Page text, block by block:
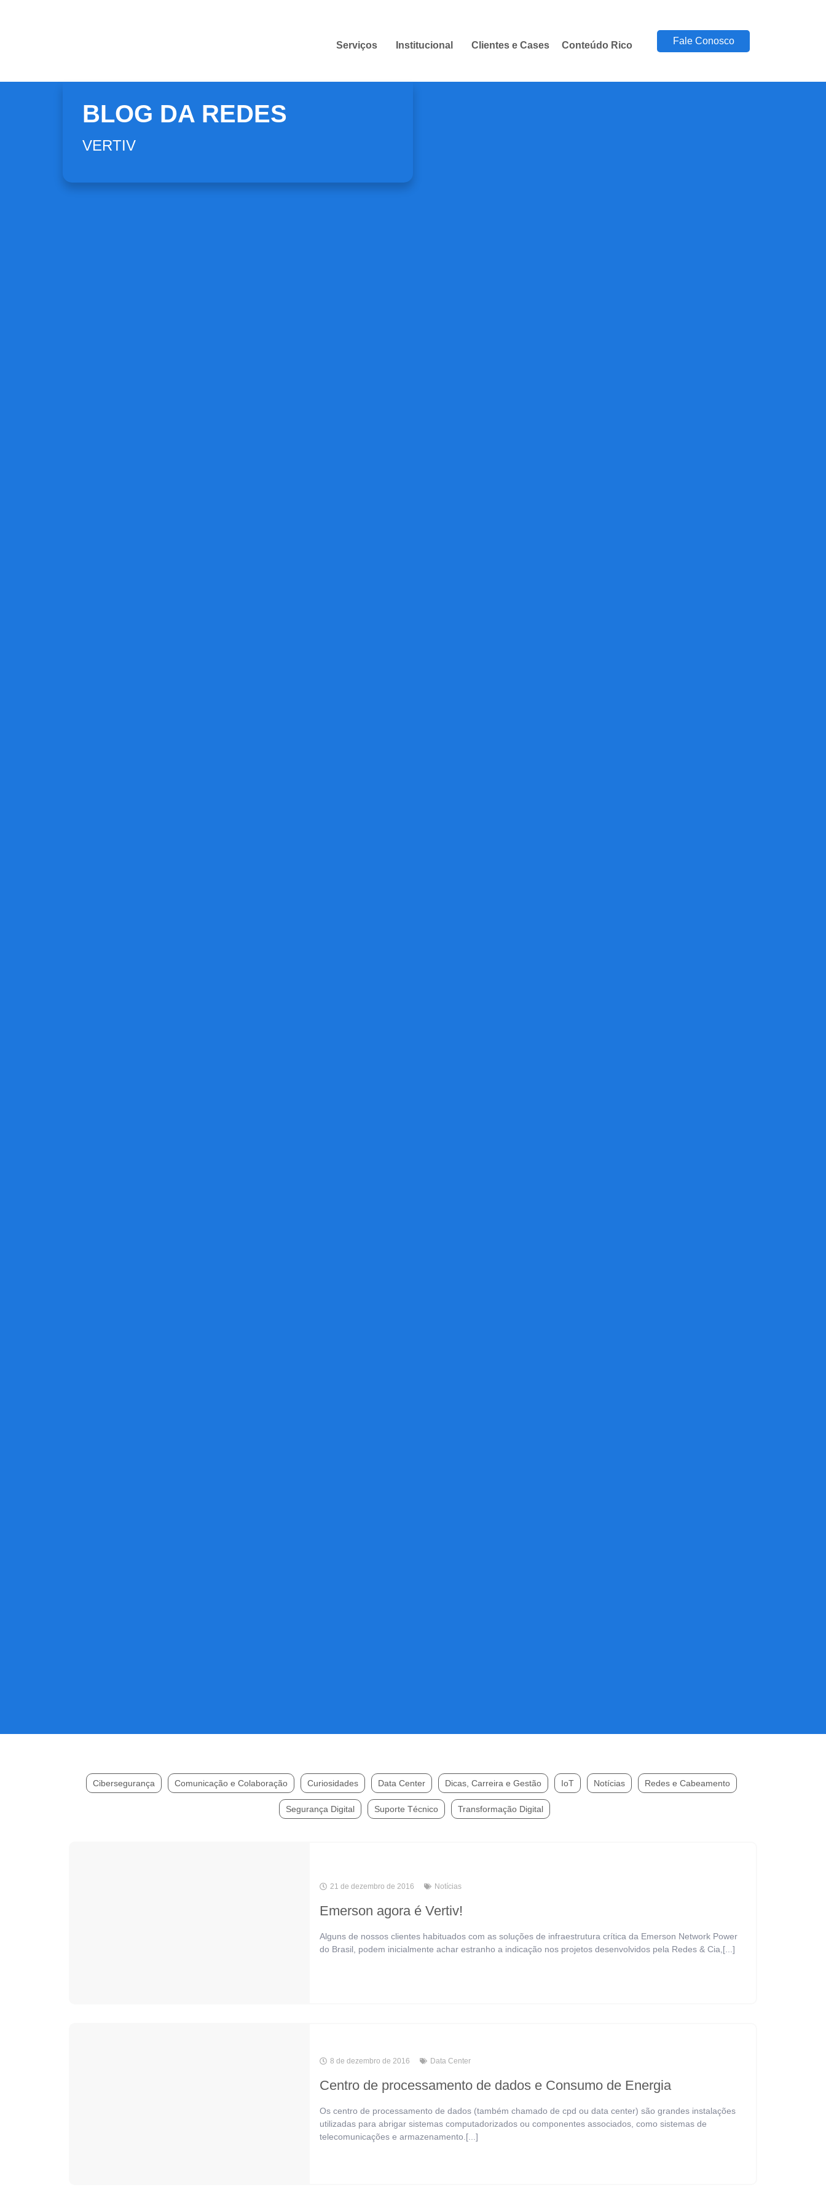
Serviços Institucional Clientes e Cases Conteúdo Rico Fale Conosco
BLOG DA REDES
VERTIV
Cibersegurança Comunicação e Colaboração Curiosidades Data Center Dicas, Carreira e Gestão IoT Notícias Redes e Cabeamento
Segurança Digital Suporte Técnico Transformação Digital
21 de dezembro de 2016 Notícias
Emerson agora é Vertiv!
Alguns de nossos clientes habituados com as soluções de infraestrutura crítica da Emerson Network Power
do Brasil, podem inicialmente achar estranho a indicação nos projetos desenvolvidos pela Redes & Cia,[...]
8 de dezembro de 2016 Data Center
Centro de processamento de dados e Consumo de Energia
Os centro de processamento de dados (também chamado de cpd ou data center) são grandes instalações
utilizadas para abrigar sistemas computadorizados ou componentes associados, como sistemas de
telecomunicações e armazenamento.[...]